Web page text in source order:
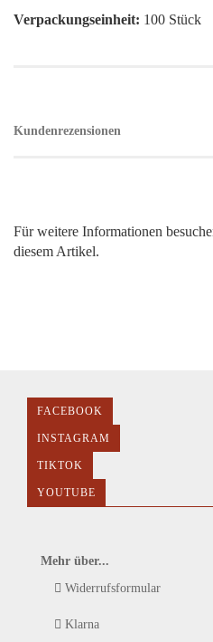
Verpackungseinheit: 100 Stück
Kundenrezensionen
Für weitere Informationen
diesem Artikel.
FACEBOOK
INSTAGRAM
TIKTOK
YOUTUBE
Mehr über...
Widerrufsformular
Klarna